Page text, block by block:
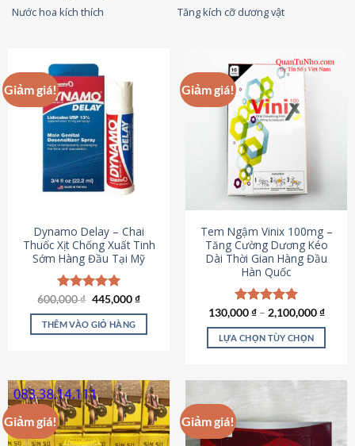
Nước hoa kích thích
Tăng kích cỡ dương vật
Giảm giá!
Dynamo Delay – Chai
Thuốc Xịt Chống Xuất Tinh
Sớm Hàng Đầu Tại Mỹ
Được xếp
hạng5.00
5 sao
600,000₫ Giá
là:
600,000 ₫.
445,000₫Giá
tại
THÊM VÀO GIỎ HÀNG
Giảm giá!
Tem Ngậm Vinix 100mg –
Tăng Cường Dương Kéo
Dài Thời Gian Hàng Đầu
Hàn Quốc
Được xếp
hạng5.00
5 sao
130,000₫– 2,100,000₫
LỰA CHỌN TÙY CHỌN
nhiều
biến
Giảm giá! Giảm giá!